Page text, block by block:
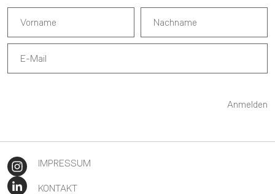
Anmelden
IMPRESSUM
KONTAKT